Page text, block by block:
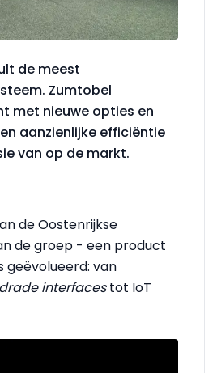
de meest
Zumtobel
met nieuwe opties en
aanzienlijke efficiëntie
van op de markt.
de Oostenrijkse
de groep - een product
geëvolueerd: van
interfacestot IoT